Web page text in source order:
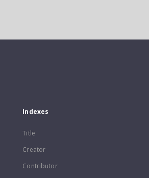
Indexes
Title
Creator
Contributor